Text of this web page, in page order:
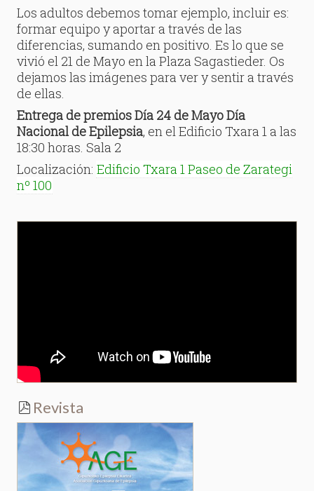
Los adultos debemos tomar ejemplo, incluir es:
formar equipo y aportar a través de las
diferencias, sumando en positivo. Es lo que se
vivió el 21 de Mayo en la Plaza Sagastieder. Os
dejamos las imágenes para ver y sentir a través
de ellas.
Entrega de premios Día 24 de Mayo Día
Nacional de Epilepsia, en el Edificio Txara 1 a las
18:30 horas. Sala 2
Localización: Edificio Txara 1 Paseo de Zarategi
nº 100
Revista